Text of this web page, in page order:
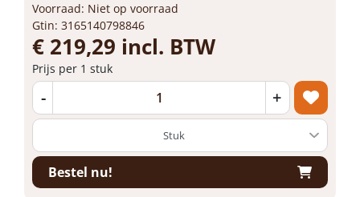
Voorraad: Niet op voorraad
Gtin: 3165140798846
€ 219,29 incl. BTW
Prijs per 1 stuk
- +
Bestel nu!